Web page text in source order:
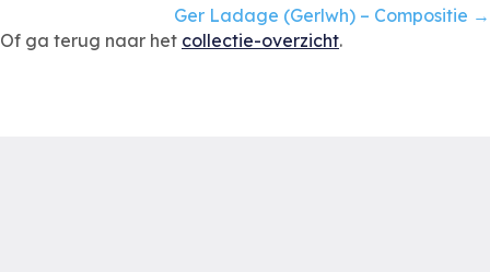
Ger Ladage (Gerlwh) – Compositie →
Of ga terug naar het collectie-overzicht.